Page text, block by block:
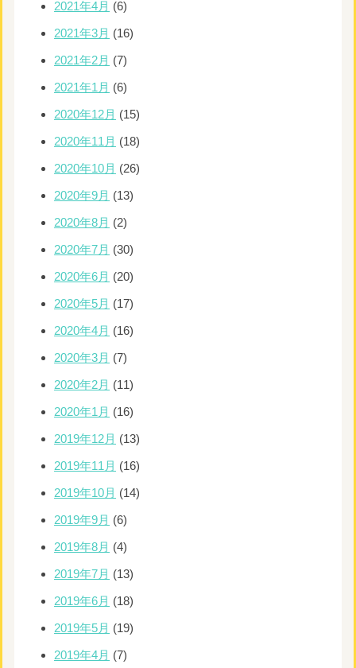
2021年4月 (6)
2021年3月 (16)
2021年2月 (7)
2021年1月 (6)
2020年12月 (15)
2020年11月 (18)
2020年10月 (26)
2020年9月 (13)
2020年8月 (2)
2020年7月 (30)
2020年6月 (20)
2020年5月 (17)
2020年4月 (16)
2020年3月 (7)
2020年2月 (11)
2020年1月 (16)
2019年12月 (13)
2019年11月 (16)
2019年10月 (14)
2019年9月 (6)
2019年8月 (4)
2019年7月 (13)
2019年6月 (18)
2019年5月 (19)
2019年4月 (7)